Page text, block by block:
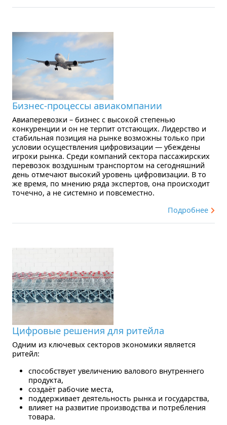
Бизнес-процессы авиакомпании
Авиаперевозки – бизнес с высокой степенью
конкуренции и он не терпит отстающих. Лидерство и
стабильная позиция на рынке возможны только при
условии осуществления цифровизации — убеждены
игроки рынка. Среди компаний сектора пассажирских
перевозок воздушным транспортом на сегодняшний
день отмечают высокий уровень цифровизации. В то
же время, по мнению ряда экспертов, она происходит
точечно, а не системно и повсеместно.
Подробнее
Цифровые решения для ритейла
Одним из ключевых секторов экономики является
ритейл:
способствует увеличению валового внутреннего
продукта,
создаёт рабочие места,
поддерживает деятельность рынка и государства,
влияет на развитие производства и потребления
товара.